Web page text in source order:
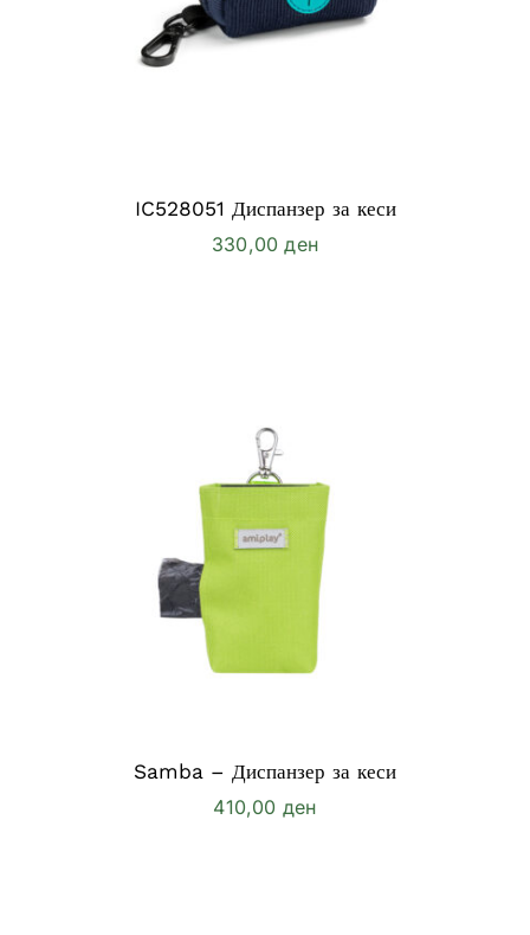
IC528051 Диспанзер за кеси
330,00ден
Samba – Диспанзер за кеси
410,00 ден